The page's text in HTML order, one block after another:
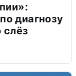
диагнозу
слёз